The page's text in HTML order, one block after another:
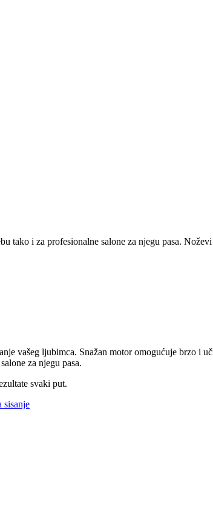
i za profesionalne salone za njegu pasa.
vašeg ljubimca. Snažan motor omogućuje brzo i
za njegu pasa.
svaki put.
sisanje